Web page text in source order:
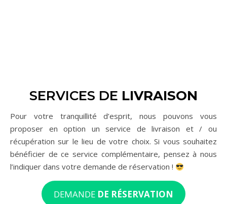
SERVICES DE LIVRAISON
Pour votre tranquillité d’esprit, nous pouvons vous
proposer en option un service de livraison et / ou
récupération sur le lieu de votre choix. Si vous souhaitez
bénéficier de ce service complémentaire, pensez à nous
l’indiquer dans votre demande de réservation !
DEMANDE DE RÉSERVATION